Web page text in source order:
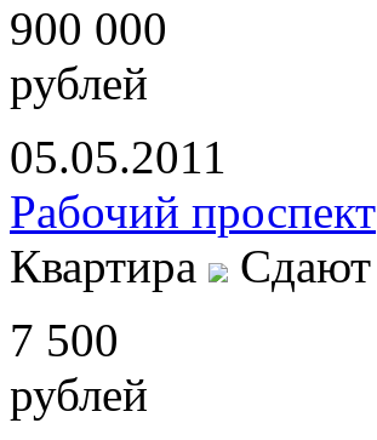
900 000
рублей
05.05.2011
Рабочий проспект
Квартира
Сдают
7 500
рублей